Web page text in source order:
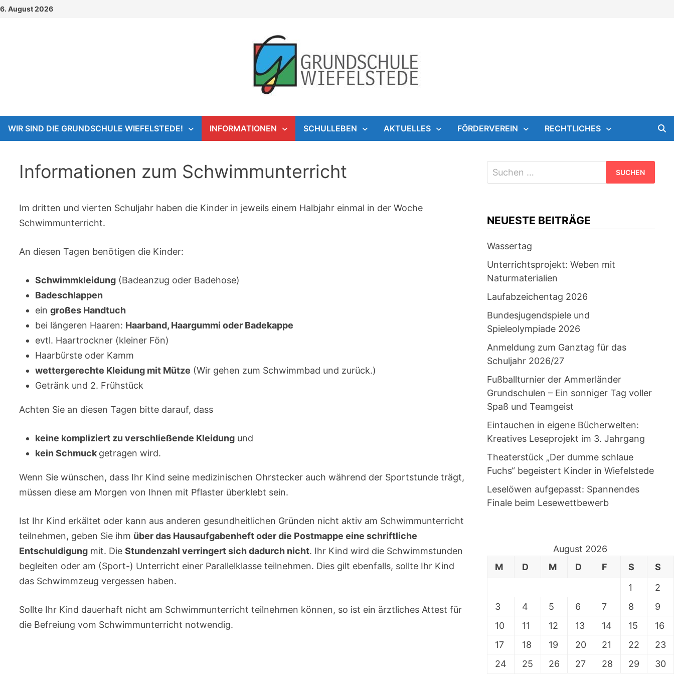
Zum
6. August 2026
WIR SIND DIE GRUNDSCHULE WIEFELSTEDE! INFORMATIONEN SCHULLEBEN AKTUELLES FÖRDERVEREIN RECHTLICHES
Informationen zum Schwimmunterricht
Im dritten und vierten Schuljahr haben die Kinder in jeweils einem Halbjahr einmal in der Woche
Schwimmunterricht.
An diesen Tagen benötigen die Kinder:
Schwimmkleidung (Badeanzug oder Badehose)
Badeschlappen
eingroßes Handtuch
bei längeren Haaren: Haarband, Haargummi oder Badekappe
evtl. Haartrockner (kleiner Fön)
Haarbürste oder Kamm
wettergerechte Kleidung mit Mütze (Wir gehen zum Schwimmbad und zurück.)
Getränk und 2. Frühstück
Achten Sie an diesen Tagen bitte darauf, dass
keine kompliziert zu verschließende Kleidung und
kein Schmuck getragen wird.
Wenn Sie wünschen, dass Ihr Kind seine medizinischen Ohrstecker auch während der Sportstunde trägt,
müssen diese am Morgen von Ihnen mit Pflaster überklebt sein.
Ist Ihr Kind erkältet oder kann aus anderen gesundheitlichen Gründen nicht aktiv am Schwimmunterricht
teilnehmen, geben Sie ihm über das Hausaufgabenheft oder die Postmappe eine schriftliche
Entschuldigung mit. DieStundenzahl verringert sich dadurch nicht. Ihr Kind wird die Schwimmstunden
begleiten oder am (Sport-) Unterricht einer Parallelklasse teilnehmen. Dies gilt ebenfalls, sollte Ihr Kind
das Schwimmzeug vergessen haben.
Sollte Ihr Kind dauerhaft nicht am Schwimmunterricht teilnehmen können, so ist ein ärztliches Attest für
die Befreiung vom Schwimmunterricht notwendig.
Suchen
nach:
NEUESTE BEITRÄGE
Wassertag
Unterrichtsprojekt: Weben mit
Naturmaterialien
Laufabzeichentag 2026
Bundesjugendspiele und
Spieleolympiade 2026
Anmeldung zum Ganztag für das
Schuljahr 2026/27
Fußballturnier der Ammerländer
Grundschulen – Ein sonniger Tag voller
Spaß und Teamgeist
Eintauchen in eigene Bücherwelten:
Kreatives Leseprojekt im 3. Jahrgang
Theaterstück „Der dumme schlaue
Fuchs“ begeistert Kinder in Wiefelstede
Leselöwen aufgepasst: Spannendes
Finale beim Lesewettbewerb
August 2026
M
D M D F S
S
1
2
3
4 5 6 7 8
9
10
11 12 13 14 15
16
17
18 19 20 21 22
23
24
25 26 27 28 29 30